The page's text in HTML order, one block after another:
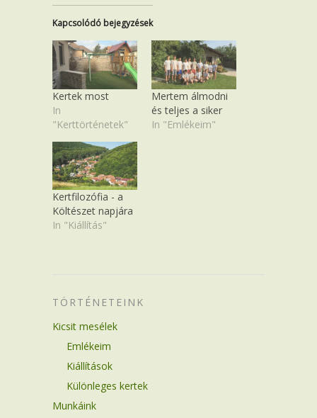
Kapcsolódó bejegyzések
Kertek most
In
"Kerttörténetek"
Mertem álmodni
és teljes a siker
In "Emlékeim"
Kertfilozófia - a
Költészet napjára
In "Kiállítás"
TÖRTÉNETEINK
Kicsit mesélek
Emlékeim
Kiállítások
Különleges kertek
Munkáink